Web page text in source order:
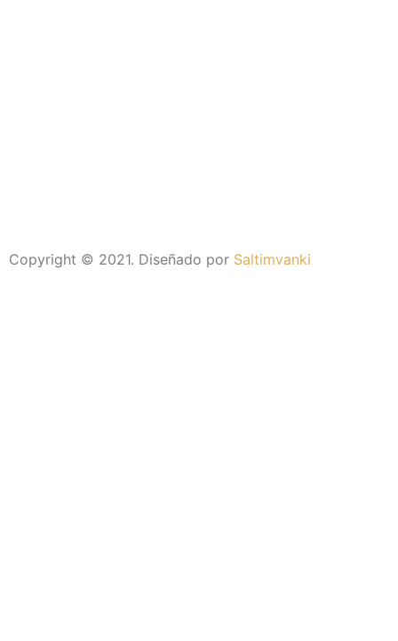
Copyright © 2021. Diseñado por Saltimvanki